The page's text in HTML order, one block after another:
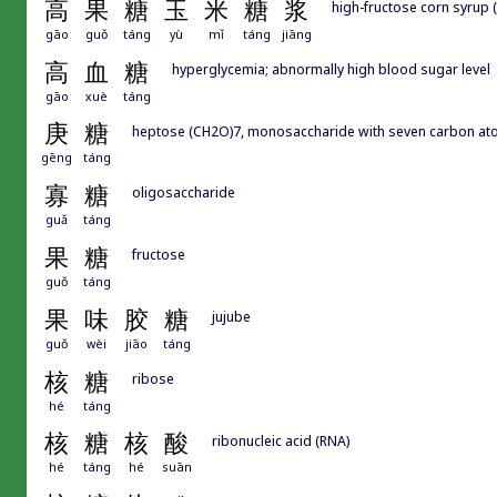
高 果 糖 玉 米 糖 浆
gāo guǒ táng yù mǐ táng jiāng
high-fructose corn syrup
高 血 糖
gāo xuè táng
hyperglycemia; abnormally high blood sugar level
庚 糖
gēng táng
heptose (CH2O)7, monosaccharide with seven carbon
寡 糖
guǎ táng
oligosaccharide
果 糖
guǒ táng
fructose
果 味 胶 糖
guǒ wèi jiāo táng
jujube
核 糖
hé táng
ribose
核 糖 核 酸
hé táng hé suān
ribonucleic acid (RNA)